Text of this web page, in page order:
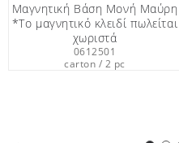
OLIVIA Κρεμοσάπουνο Φιάλη
Refill 1L
7349809
carton / 9 pc